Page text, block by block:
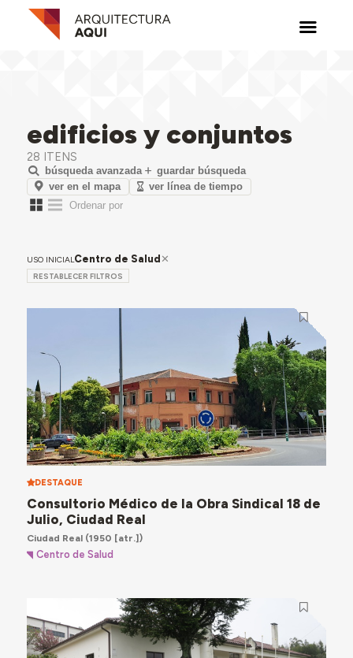
edificios y conjuntos
28 ITENS
búsqueda avanzada
guardar búsqueda
ver en el mapa
ver línea de tiempo
USO INICIALCentro de Salud
RESTABLECER FILTROS
DESTAQUE
Consultorio Médico de la Obra Sindical 18 de
Julio, Ciudad Real
Ciudad Real(1950 [atr.])
Centro de Salud